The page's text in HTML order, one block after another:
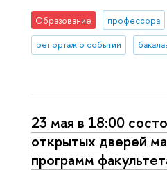
Образование профессора
репортаж о событии
23 мая в 18:00
открытых дверей
программ